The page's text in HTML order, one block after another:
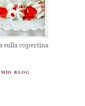
sulla copertina
BLOG